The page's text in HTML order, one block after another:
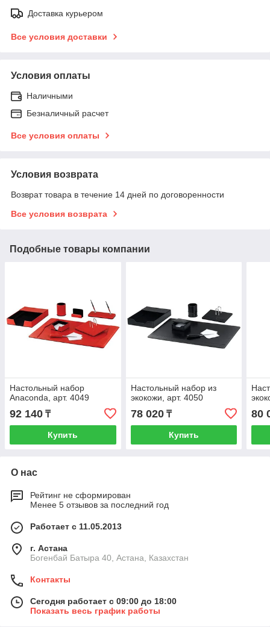
Доставка курьером
Все условия доставки
Условия оплаты
Наличными
Безналичный расчет
Все условия оплаты
Условия возврата
Возврат товара в течение 14 дней по договоренности
Все условия возврата
Подобные товары компании
Настольный набор
Anaconda, арт. 4049
92 140 ₸
Купить
Настольный набор из
экокожи, арт. 4050
78 020₸
Купить
80
О нас
Рейтинг не сформирован
Менее 5 отзывов за последний год
Работает с 11.05.2013
г. Астана
Богенбай Батыра 40, Астана, Казахстан
Контакты
Сегодня работает с 09:00 до 18:00
Показать весь график работы